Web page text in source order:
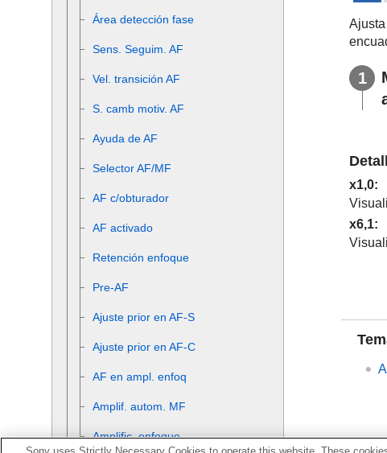
x1,0:
x6,1:
Área detección fase
Sens. Seguim. AF
Vel. transición AF
S. camb motiv. AF
Ayuda de AF
Selector AF/MF
AF c/obturador
AF activado
Retención enfoque
Pre-AF
Ajuste prior en AF-S
Ajuste prior en AF-C
AF en ampl. enfoq
Amplif. autom. MF
Amplific. enfoque